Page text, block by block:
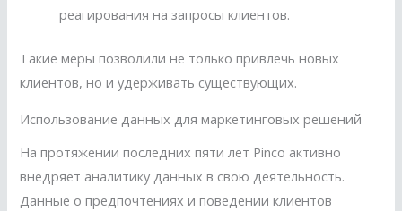
реагирования на запросы клиентов.
Такие меры позволили не только привлечь новых
клиентов, но и удерживать существующих.
Использование данных для маркетинговых решений
На протяжении последних пяти лет Pinco активно
внедряет аналитику данных в свою деятельность.
Данные о предпочтениях и поведении клиентов